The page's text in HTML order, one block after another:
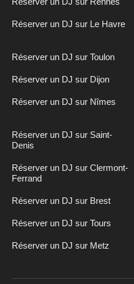
Réserver un DJ sur Le Havre
Réserver un DJ sur Toulon
Réserver un DJ sur Dijon
Réserver un DJ sur Nîmes
Réserver un DJ sur Saint-
Denis
Réserver un DJ sur Clermont-
Ferrand
Réserver un DJ sur Brest
Réserver un DJ sur Tours
Réserver un DJ sur Metz